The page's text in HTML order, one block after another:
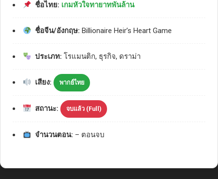
ชื่อไทย: เกมหัวใจทายาทพันล้าน
ชื่อจีน/อังกฤษ: Billionaire Heir’s Heart Game
ประเภท: โรแมนติก, ธุรกิจ, ดราม่า
เสียง: พากย์ไทย
สถานะ: จบแล้ว (Full)
จำนวนตอน: – ตอนจบ